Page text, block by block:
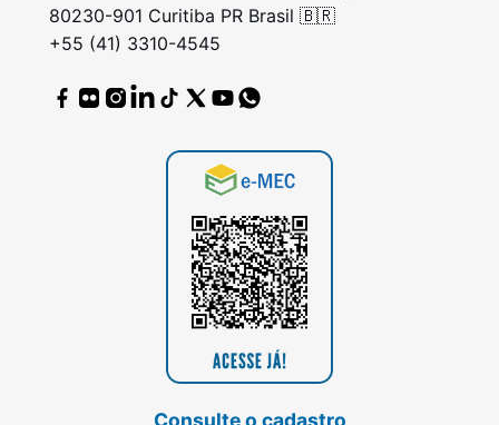
80230-901 Curitiba PR Brasil 🇧🇷
+55 (41) 3310-4545
Consulte o cadastro